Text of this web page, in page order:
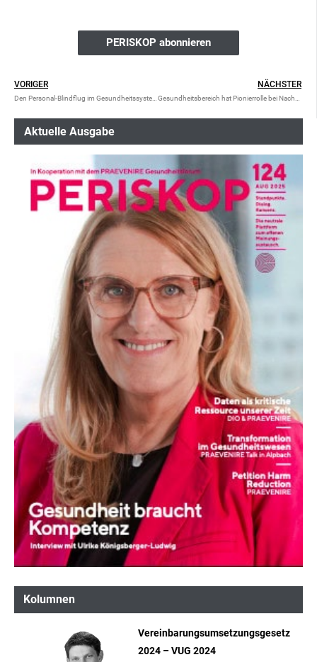
PERISKOP abonnieren
VORIGER NÄCHSTER
Aktuelle Ausgabe
Kolumnen
Vereinbarungsumsetzungsgesetz
2024 – VUG 2024